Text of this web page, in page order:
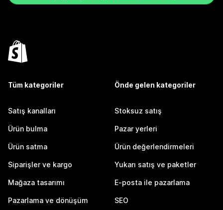
Tüm kategoriler
Satış kanalları
Ürün bulma
Ürün satma
Siparişler ve kargo
Mağaza tasarımı
Pazarlama ve dönüşüm
Önde gelen kategoriler
Stoksuz satış
Pazar yerleri
Ürün değerlendirmeleri
Yukarı satış ve paketler
E-posta ile pazarlama
SEO